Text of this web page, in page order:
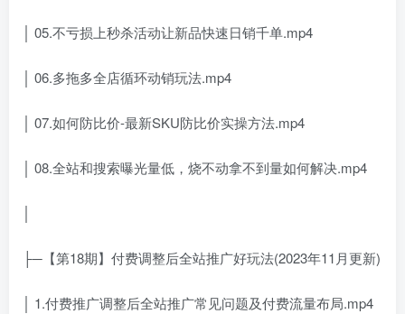
│ 05.不亏损上秒杀活动让新品快速日销千单.mp4
│ 06.多拖多全店循环动销玩法.mp4
│ 07.如何防比价-最新SKU防比价实操方法.mp4
│ 08.全站和搜索曝光量低，烧不动拿不到量如何解决.mp4
├─【第18期】付费调整后全站推广好玩法(2023年11月更新)
│ 1.付费推广调整后全站推广常见问题及付费流量布局.mp4